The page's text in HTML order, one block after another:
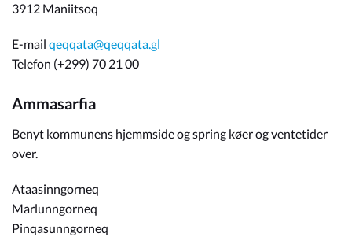
3912 Maniitsoq
E-mail qeqqata@qeqqata.gl
Telefon (+299) 70 21 00
Ammasarfia
Benyt kommunens hjemmside og spring køer og ventetider
over.
Ataasinngorneq
Marlunngorneq
Pinqasunngorneq